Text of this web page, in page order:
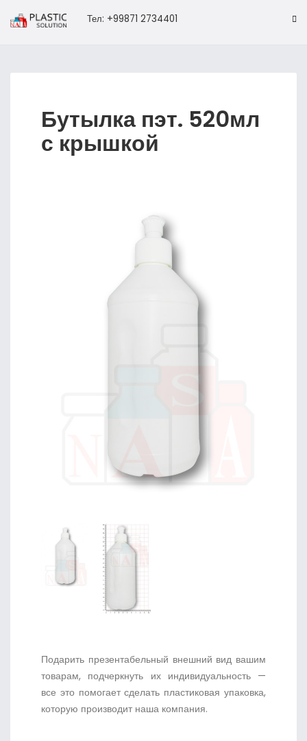
Тел: +99871 2734401
Бутылка пэт. 520мл
с крышкой
Подарить презентабельный внешний вид вашим
товарам, подчеркнуть их индивидуальность —
все это помогает сделать пластиковая упаковка,
которую производит наша компания.